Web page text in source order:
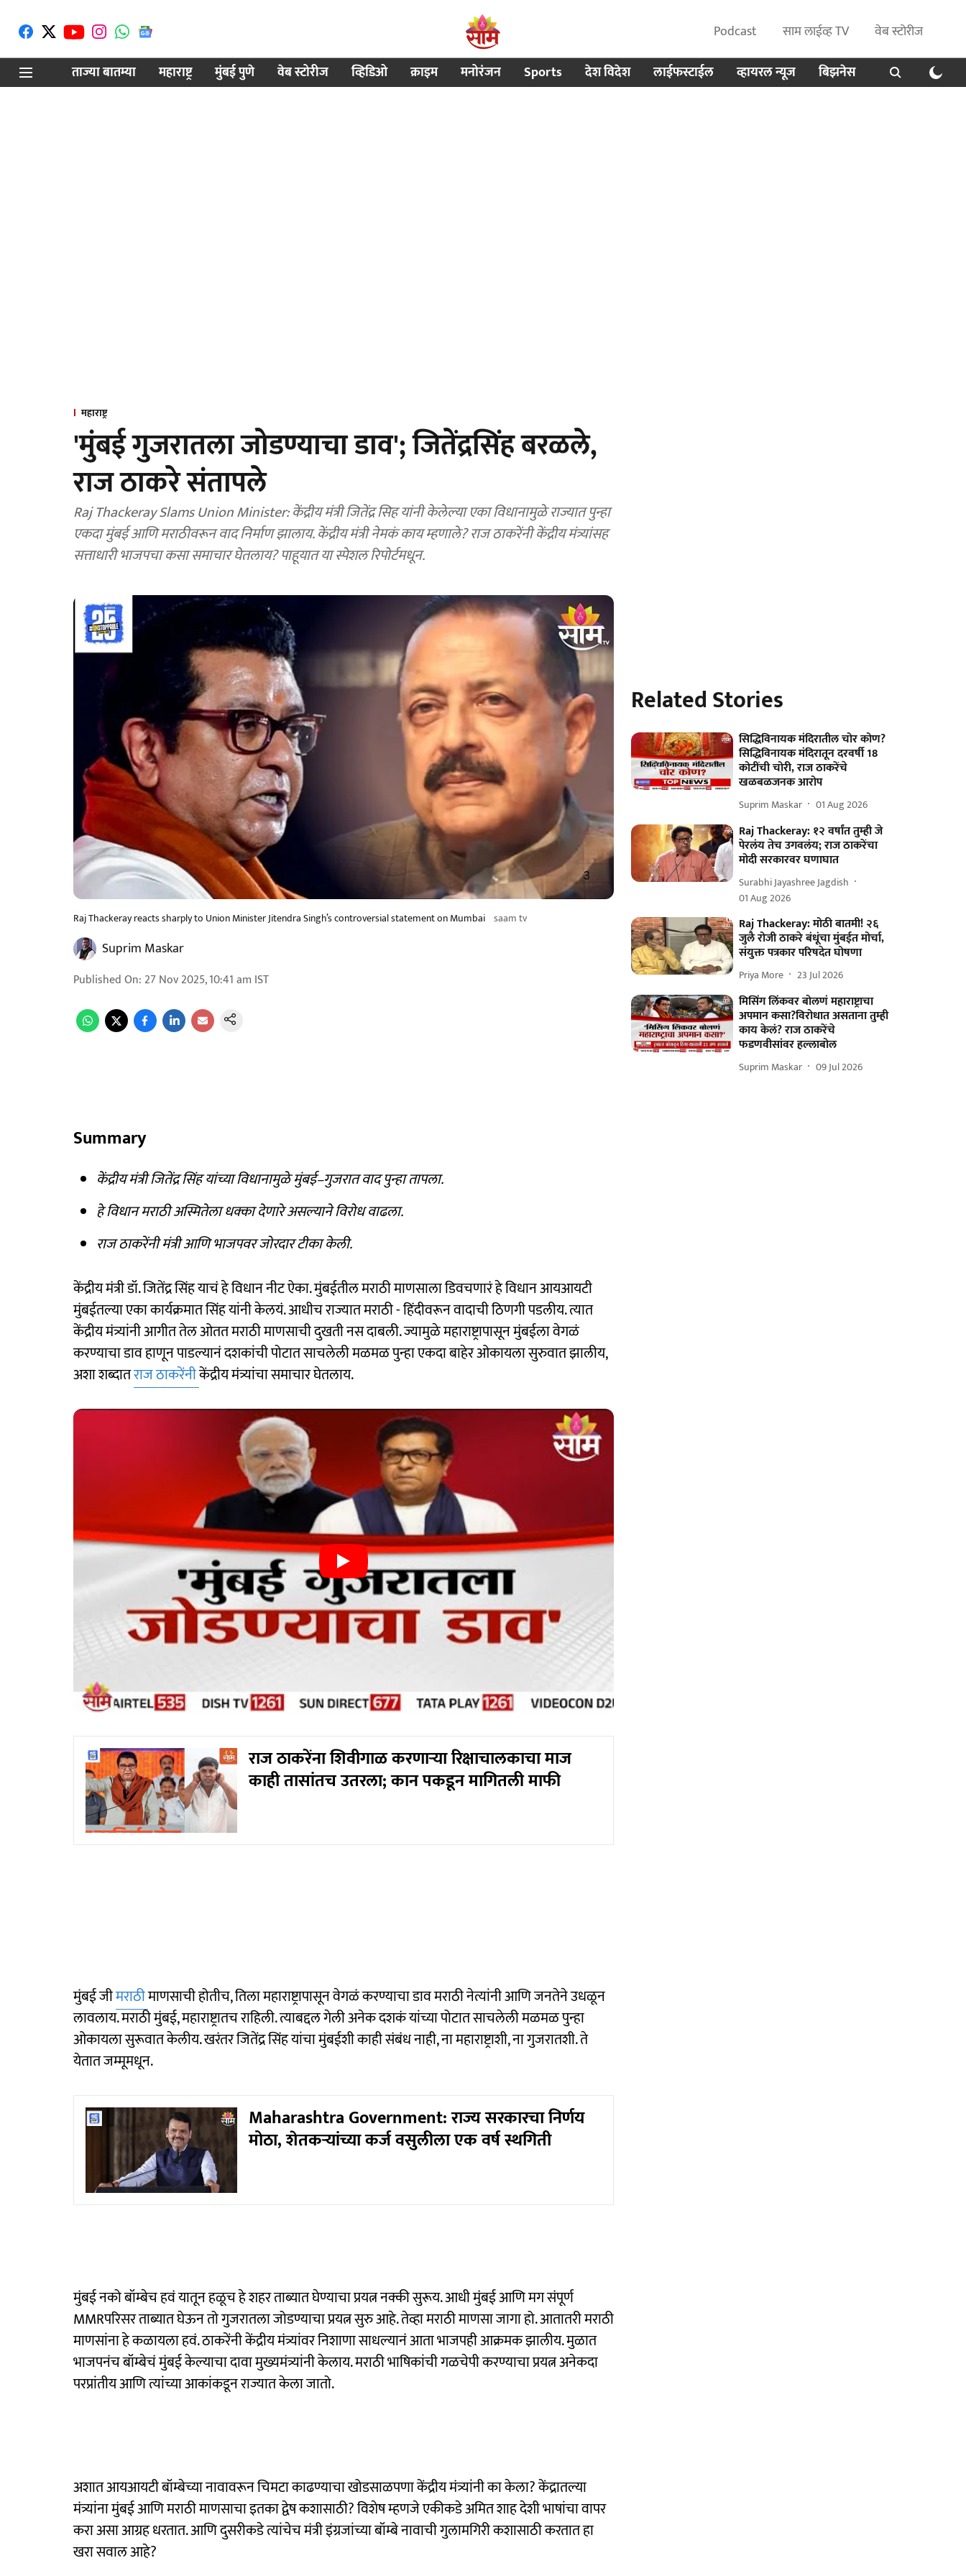
Podcast साम लाईव्ह TV
वेब स्टोरीज
ताज्या बातम्या
महाराष्ट्र मुंबई पुणे वेब स्टोरीज व्हिडिओ क्राइम मनोरंजन Sports देश विदेश लाईफस्टाईल व्हायरल न्यूज बिझनेस
महाराष्ट्र
'मुंबई गुजरातला जोडण्याचा डाव'; जितेंद्रसिंह बरळले,
राज ठाकरे संतापले
Raj Thackeray Slams Union Minister: केंद्रीय मंत्री जितेंद्र सिह यांनी केलेल्या एका विधानामुळे राज्यात पुन्हा
एकदा मुंबई आणि मराठीवरून वाद निर्माण झालाय. केंद्रीय मंत्री नेमकं काय म्हणाले? राज ठाकरेंनी केंद्रीय मंत्र्यांसह
सत्ताधारी भाजपचा कसा समाचार घेतलाय? पाहूयात या स्पेशल रिपोर्टमधून.
Raj Thackeray reacts sharply to Union Minister Jitendra Singh’s controversial statement on Mumbai saam tv
Suprim Maskar
Published On: 27 Nov 2025, 10:41 am IST
Summary
केंद्रीय मंत्री जितेंद्र सिंह यांच्या विधानामुळे मुंबई–गुजरात वाद पुन्हा तापला.
हे विधान मराठी अस्मितेला धक्का देणारे असल्याने विरोध वाढला.
राज ठाकरेंनी मंत्री आणि भाजपवर जोरदार टीका केली.
केंद्रीय मंत्री डॉ. जितेंद्र सिंह याचं हे विधान नीट ऐका. मुंबईतील मराठी माणसाला डिवचणारं हे विधान आयआयटी
मुंबईतल्या एका कार्यक्रमात सिंह यांनी केलयं. आधीच राज्यात मराठी - हिंदीवरून वादाची ठिणगी पडलीय. त्यात
केंद्रीय मंत्र्यांनी आगीत तेल ओतत मराठी माणसाची दुखती नस दाबली. ज्यामुळे महाराष्ट्रापासून मुंबईला वेगळं
करण्याचा डाव हाणून पाडल्यानं दशकांची पोटात साचलेली मळमळ पुन्हा एकदा बाहेर ओकायला सुरुवात झालीय,
अशा शब्दातराज ठाकरेंनीकेंद्रीय मंत्र्यांचा समाचार घेतलाय.
राज ठाकरेंना शिवीगाळ करणाऱ्या रिक्षाचालकाचा माज
काही तासांतच उतरला; कान पकडून मागितली माफी
मुंबई जीमराठीमाणसाची होतीच, तिला महाराष्ट्रापासून वेगळं करण्याचा डाव मराठी नेत्यांनी आणि जनतेने उधळून
लावलाय. मराठी मुंबई, महाराष्ट्रातच राहिली. त्याबद्दल गेली अनेक दशकं यांच्या पोटात साचलेली मळमळ पुन्हा
ओकायला सुरूवात केलीय. खरंतर जितेंद्र सिंह यांचा मुंबईशी काही संबंध नाही, ना महाराष्ट्राशी, ना गुजरातशी. ते
येतात जम्मूमधून.
Maharashtra Government: राज्य सरकारचा निर्णय
मोठा, शेतकऱ्यांच्या कर्ज वसुलीला एक वर्ष स्थगिती
मुंबई नको बॉम्बेच हवं यातून हळूच हे शहर ताब्यात घेण्याचा प्रयत्न नक्की सुरूय. आधी मुंबई आणि मग संपूर्ण
MMRपरिसर ताब्यात घेऊन तो गुजरातला जोडण्याचा प्रयत्न सुरु आहे. तेव्हा मराठी माणसा जागा हो. आतातरी मराठी
माणसांना हे कळायला हवं. ठाकरेंनी केंद्रीय मंत्र्यांवर निशाणा साधल्यानं आता भाजपही आक्रमक झालीय. मुळात
भाजपनंच बॉम्बेचं मुंबई केल्याचा दावा मुख्यमंत्र्यांनी केलाय. मराठी भाषिकांची गळचेपी करण्याचा प्रयत्न अनेकदा
परप्रांतीय आणि त्यांच्या आकांकडून राज्यात केला जातो.
अशात आयआयटी बॉम्बेच्या नावावरून चिमटा काढण्याचा खोडसाळपणा केंद्रीय मंत्र्यांनी का केला? केंद्रातल्या
मंत्र्यांना मुंबई आणि मराठी माणसाचा इतका द्वेष कशासाठी? विशेष म्हणजे एकीकडे अमित शाह देशी भाषांचा वापर
करा असा आग्रह धरतात. आणि दुसरीकडे त्यांचेच मंत्री इंग्रजांच्या बॉम्बे नावाची गुलामगिरी कशासाठी करतात हा
खरा सवाल आहे?
Related Stories
सिद्धिविनायक मंदिरातील चोर कोण?
सिद्धिविनायक मंदिरातून दरवर्षी 18
कोटींची चोरी, राज ठाकरेंचे
खळबळजनक आरोप
Suprim Maskar 01 Aug 2026
Raj Thackeray: १२ वर्षांत तुम्ही जे
पेरलंय तेच उगवलंय; राज ठाकरेंचा
मोदी सरकारवर घणाघात
Surabhi Jayashree Jagdish
01 Aug 2026
Raj Thackeray: मोठी बातमी! २६
जुलै रोजी ठाकरे बंधूंचा मुंबईत मोर्चा,
संयुक्त पत्रकार परिषदेत घोषणा
Priya More 23 Jul 2026
मिसिंग लिंकवर बोलणं महाराष्ट्राचा
अपमान कसा?विरोधात असताना तुम्ही
काय केलं? राज ठाकरेंचे
फडणवीसांवर हल्लाबोल
Suprim Maskar 09 Jul 2026